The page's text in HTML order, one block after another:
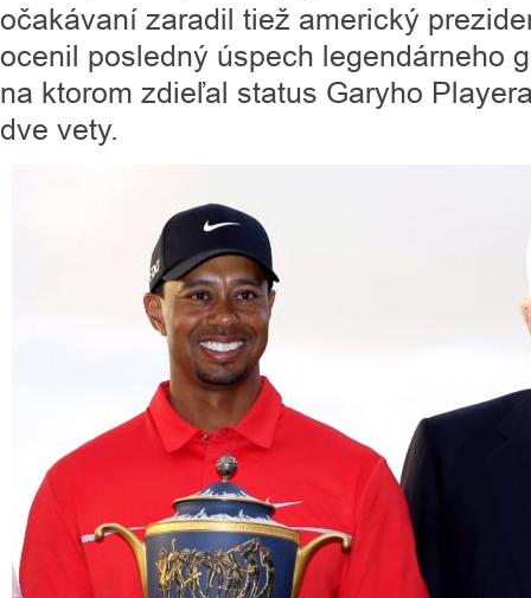
očakávaní zaradil tiež americký
ocenil posledný úspech legendárneho
na ktorom zdieľal status Garyho
dve vety.